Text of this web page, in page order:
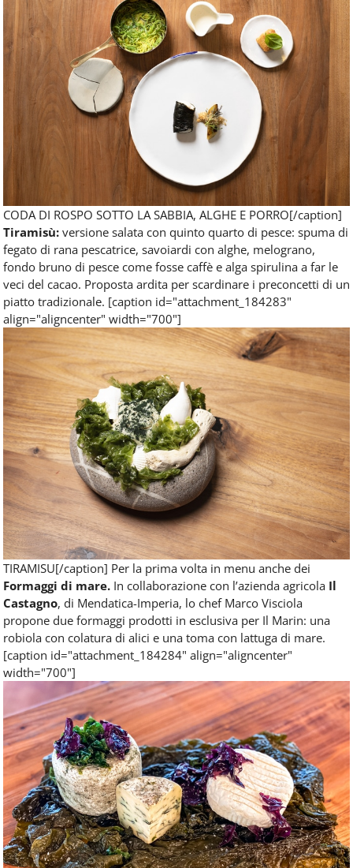
CODA DI ROSPO SOTTO LA SABBIA, ALGHE E PORRO[/caption]
Tiramisù: versione salata con quinto quarto di pesce: spuma di
fegato di rana pescatrice, savoiardi con alghe, melograno,
fondo bruno di pesce come fosse caffè e alga spirulina a far le
veci del cacao. Proposta ardita per scardinare i preconcetti di un
piatto tradizionale. [caption id="attachment_184283"
align="aligncenter" width="700"]
TIRAMISU[/caption] Per la prima volta in menu anche dei
Formaggi di mare. In collaborazione con l’azienda agricola Il
Castagno, di Mendatica-Imperia, lo chef Marco Visciola
propone due formaggi prodotti in esclusiva per Il Marin: una
robiola con colatura di alici e una toma con lattuga di mare.
[caption id="attachment_184284" align="aligncenter"
width="700"]